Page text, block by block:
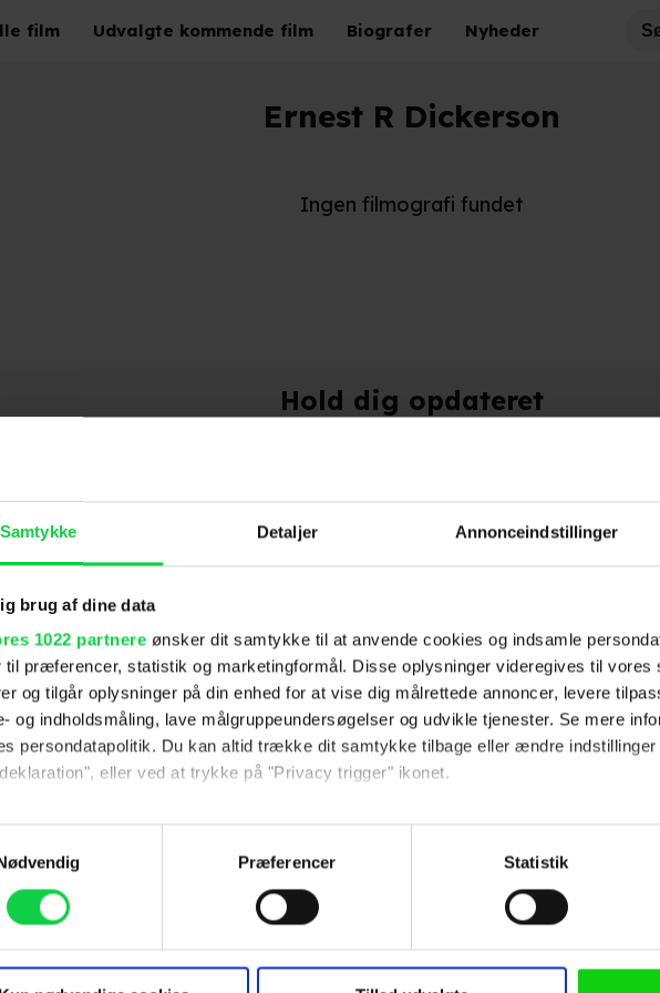
Samtykke Detaljer Annonceindstillinger
brug af dine data
1022 partnere ønsker dit samtykke til at anvende cookies og indsamle
til præferencer, statistik og marketingformål. Disse oplysninger videregives til vores
og tilgår oplysninger på din enhed for at vise dig målrettede annoncer, levere
og indholdsmåling, lave målgruppeundersøgelser og udvikle tjenester. Se mere
persondatapolitik. Du kan altid trække dit samtykke tilbage eller ændre
eller ved at trykke på "Privacy trigger" ikonet.
det, vil vi også gerne:
præcise oplysninger om din placering, der kan være nøjagtig inden for få
anvendes på hele websitet.
dit samtykke til at anvende cookies og indsamle persondata om IP-adresse, ID
Præferencer Statistik
film Udvalgte kommende film Biografer Nyheder
Ernest R Dickerson
Ingen filmografi fundet
Hold dig opdateret
Ved tilmelding accepterer jeg
samtidig Kino.dks
Om Kino.dk
Annoncering
Privatlivspolitik
Betalingsbetingelser
Følg os